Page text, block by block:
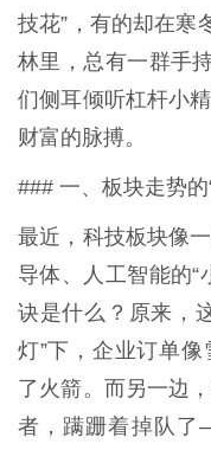
技花”，有的却在寒
林里，总有一群手
们侧耳倾听杠杆小
财富的脉搏。
### 一、板块走势的
最近，科技板块像
导体、人工智能的“
诀是什么？原来，
灯”下，企业订单
了火箭。而另一边
者，蹒跚着掉队